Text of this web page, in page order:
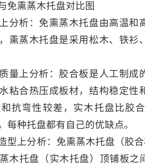
熏蒸木托盘对比图
析：免熏蒸木托盘由高温和
熏蒸木托盘是采用松木、铁衫
上分析：胶合板是人工制成
粘合热压成板材，结构稳定性
抗弯性较差，实木托盘比胶
每种托盘都有自己的优缺点。
上分析：免熏蒸木托盘（胶合
木托盘（实木托盘）顶铺板之